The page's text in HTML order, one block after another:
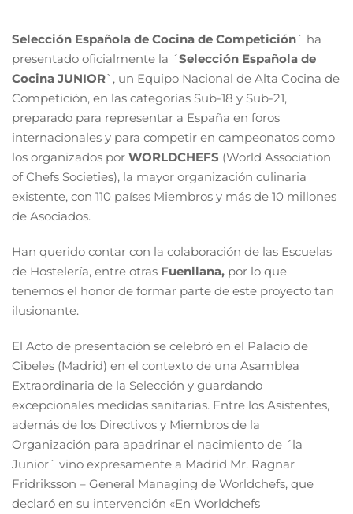
Selección Española de Cocina de Competición` ha
presentado oficialmente la ´Selección Española de
Cocina JUNIOR`, un Equipo Nacional de Alta Cocina de
Competición, en las categorías Sub-18 y Sub-21,
preparado para representar a España en foros
internacionales y para competir en campeonatos como
los organizados por WORLDCHEFS (World Association
of Chefs Societies), la mayor organización culinaria
existente, con 110 países Miembros y más de 10 millones
de Asociados.
Han querido contar con la colaboración de las Escuelas
de Hostelería, entre otras Fuenllana, por lo que
tenemos el honor de formar parte de este proyecto tan
ilusionante.
El Acto de presentación se celebró en el Palacio de
Cibeles (Madrid) en el contexto de una Asamblea
Extraordinaria de la Selección y guardando
excepcionales medidas sanitarias. Entre los Asistentes,
además de los Directivos y Miembros de la
Organización para apadrinar el nacimiento de ´la
Junior` vino expresamente a Madrid Mr. Ragnar
Fridriksson – General Managing de Worldchefs, que
declaró en su intervención «En Worldchefs